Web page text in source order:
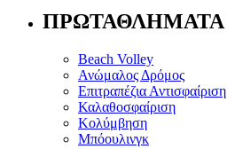
ΠΡΩΤΑΘΛΗΜΑΤΑ
Beach Volley
Ανώμαλος Δρόμος
Επιτραπέζια Αντισφαίριση
Καλαθοσφαίριση
Κολύμβηση
Μπόουλινγκ